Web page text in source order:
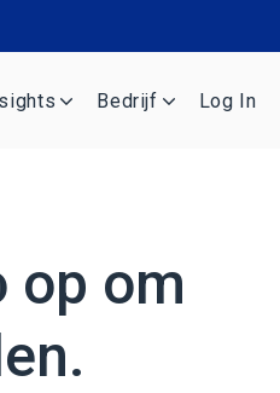
Bedrijf Log In
op om